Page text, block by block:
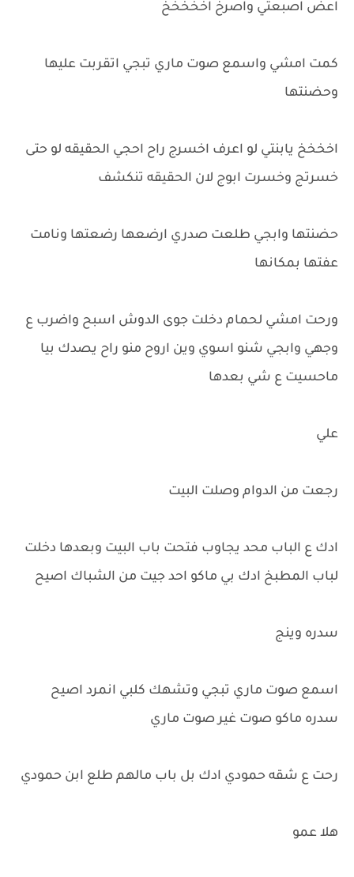
اعض اصبعتي واصرخ اخخخخخ
كمت امشي واسمع صوت ماري تبجي اتقربت عليها
وحضنتها
اخخخخ يابنتي لو اعرف اخسرج راح احجي الحقيقه لو حتى
خسرتج وخسرت ابوج لان الحقيقه تنكشف
حضنتها وابجي طلعت صدري ارضعها رضعتها ونامت
عفتها بمكانها
ورحت امشي لحمام دخلت جوى الدوش اسبح واضرب ع
وجهي وابجي شنو اسوي وين اروح منو راح يصدك بيا
ماحسيت ع شي بعدها
علي
رجعت من الدوام وصلت البيت
ادك ع الباب محد يجاوب فتحت باب البيت وبعدها دخلت
لباب المطبخ ادك بي ماكو احد جيت من الشباك اصيح
سدره وينج
اسمع صوت ماري تبجي وتشهك كلبي انمرد اصيح
سدره ماكو صوت غير صوت ماري
رحت ع شقه حمودي ادك بل باب مالهم طلع ابن حمودي
هلا عمو